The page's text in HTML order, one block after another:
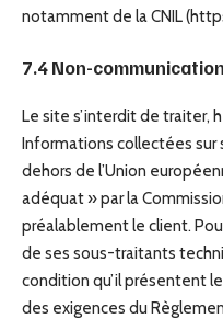
notamment de la CNIL
7.4 Non-
Le site s’interdit de traiter,
Informations collectées sur
dehors de l’Union
adéquat » par la
préalablement le client.
de ses sous-traitants
condition qu’il présentent
des exigences du